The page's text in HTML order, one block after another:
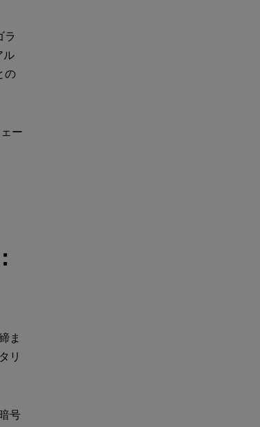
ラ
ル
の
ー
ま
リ
号